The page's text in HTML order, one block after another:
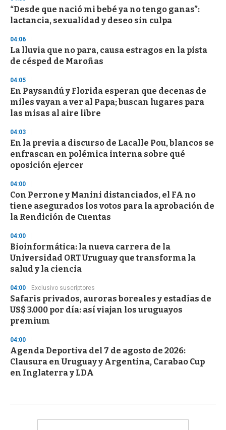
s
o
f
3
s
e
c
n
d
“Desde que nació mi bebé ya no tengo ganas”:
lactancia, sexualidad y deseo sin culpa
04:06
La lluvia que no para, causa estragos en la pista
de césped de Maroñas
04:05
En Paysandú y Florida esperan que decenas de
miles vayan a ver al Papa; buscan lugares para
las misas al aire libre
04:03
En la previa a discurso de Lacalle Pou, blancos se
enfrascan en polémica interna sobre qué
oposición ejercer
04:00
Con Perrone y Manini distanciados, el FA no
tiene asegurados los votos para la aprobación de
la Rendición de Cuentas
04:00
Bioinformática: la nueva carrera de la
Universidad ORT Uruguay que transforma la
salud y la ciencia
04:00 Exclusivo suscriptores
Safaris privados, auroras boreales y estadías de
US$ 3.000 por día: así viajan los uruguayos
premium
04:00
Agenda Deportiva del 7 de agosto de 2026:
Clausura en Uruguay y Argentina, Carabao Cup
en Inglaterra y LDA